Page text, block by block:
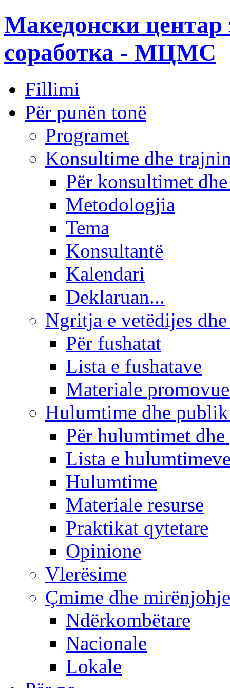
Македонски центар
соработка - МЦМС
Fillimi
Për punën tonë
Programet
Konsultime dhe
Për konsultimet
Metodologjia
Tema
Konsultantë
Kalendari
Deklaruan...
Ngritja e vetëdijes
Për fushatat
Lista e fushatave
Materiale
Hulumtime dhe
Për hulumtimet
Lista e
Hulumtime
Materiale resurse
Praktikat qytetare
Opinione
Vlerësime
Çmime dhe mirënjohje
Ndërkombëtare
Nacionale
Lokale